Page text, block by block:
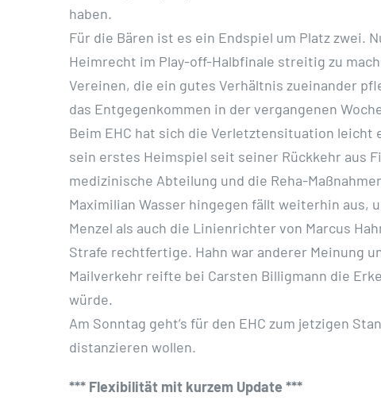
haben.
Für die Bären ist es ein Endspiel um Platz zwei.
Heimrecht im Play-off-Halbfinale streitig zu
Vereinen, die ein gutes Verhältnis zueinander
das Entgegenkommen in der vergangenen
Beim EHC hat sich die Verletztensituation
sein erstes Heimspiel seit seiner Rückkehr aus
medizinische Abteilung und die Reha-
Maximilian Wasser hingegen fällt weiterhin aus,
Menzel als auch die Linienrichter von Marcus
Strafe rechtfertige. Hahn war anderer Meinung
Mailverkehr reifte bei Carsten Billigmann die
würde.
Am Sonntag geht’s für den EHC zum jetzigen
distanzieren wollen.
*** Flexibilität mit kurzem Update ***